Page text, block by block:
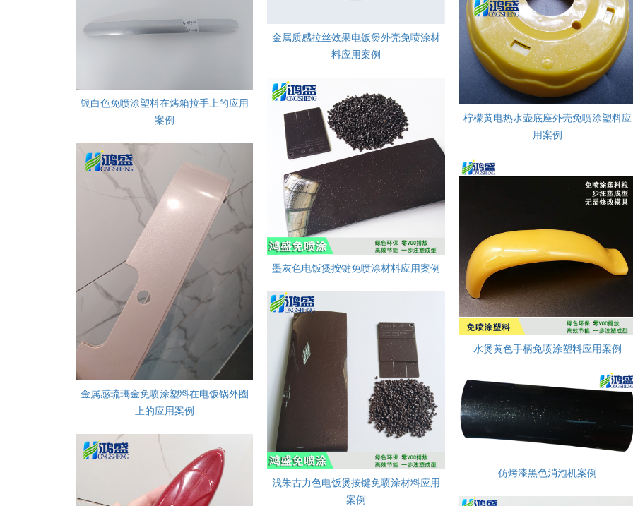
银白色免喷涂塑料在烤箱拉手上的应用
案例
金属感琉璃金免喷涂塑料在电饭锅外圈
上的应用案例
金属质感拉丝效果电饭煲外壳免喷涂材
料应用案例
墨灰色电饭煲按键免喷涂材料应用案例
浅朱古力色电饭煲按键免喷涂材料应用
案例
柠檬黄电热水壶底座外壳免喷涂塑料应
用案例
水煲黄色手柄免喷涂塑料应用案例
仿烤漆黑色消泡机案例